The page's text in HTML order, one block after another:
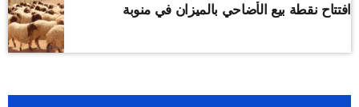
افتتاح نقطة بيع الأضاحي بالميزان في منوبة